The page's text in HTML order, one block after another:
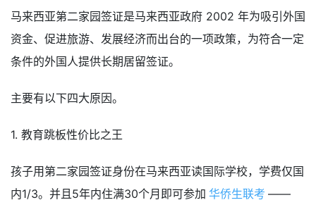
马来西亚第二家园签证是马来西亚政府 2002 年为吸引外国
资金、促进旅游、发展经济而出台的一项政策，为符合一定
条件的外国人提供长期居留签证。
主要有以下四大原因。
1. 教育跳板性价比之王
孩子用第二家园签证身份在马来西亚读国际学校，学费仅国
内1/3。并且5年内住满30个月即可参加 华侨生联考 ——